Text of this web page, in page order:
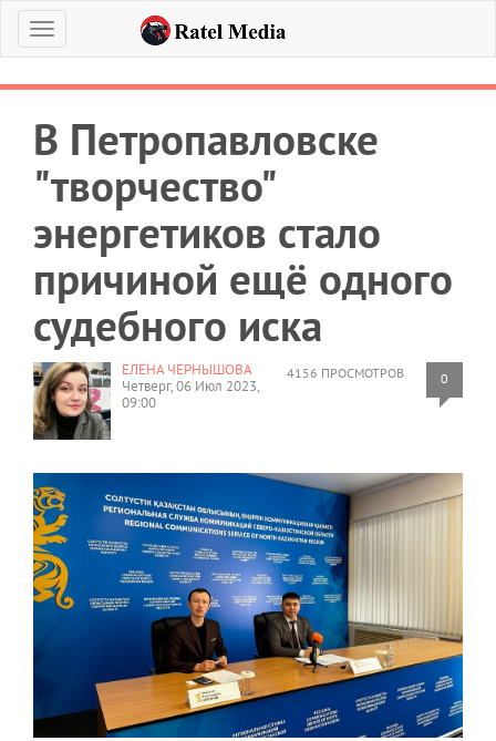
Меню
В Петропавловске
"творчество"
энергетиков стало
причиной ещё одного
судебного иска
4156 ПРОСМОТРОВ 0
ЕЛЕНА ЧЕРНЫШОВА
Четверг, 06 Июл 2023,
09:00